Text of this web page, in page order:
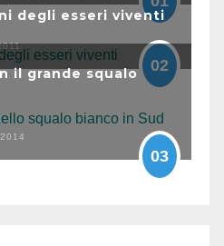
degli esseri viventi
02
il grande squalo
03